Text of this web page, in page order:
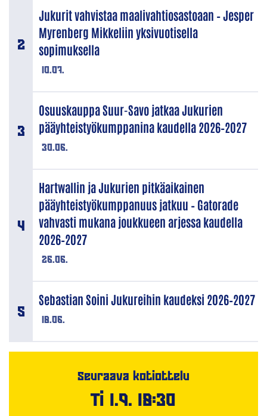
10.07.
Jukurit vahvistaa maalivahtiosastoaan – Jesper
Myrenberg Mikkeliin yksivuotisella
sopimuksella
30.06.
Osuuskauppa Suur-Savo jatkaa Jukurien
pääyhteistyökumppanina kaudella 2026–2027
26.06.
Hartwallin ja Jukurien pitkäaikainen
pääyhteistyökumppanuus jatkuu – Gatorade
vahvasti mukana joukkueen arjessa kaudella
2026–2027
18.06.
Sebastian Soini Jukureihin kaudeksi 2026–2027
Seuraava kotiottelu
Ti 1.9. 18:30